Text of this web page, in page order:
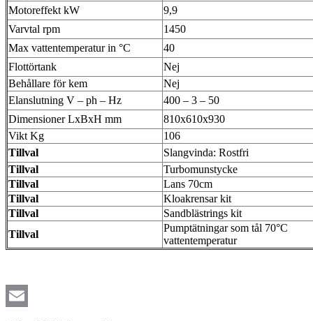
Motoreffekt kW
9,9
Varvtal rpm
1450
Max vattentemperatur in °C
40
Flottörtank
Nej
Behållare för kem
Nej
Elanslutning V – ph – Hz
400 – 3 – 50
Dimensioner LxBxH mm
810x610x930
Vikt Kg
106
Tillval
Slangvinda: Rostfri
Tillval
Turbomunstycke
Tillval
Lans 70cm
Tillval
Kloakrensar kit
Tillval
Sandblästrings kit
Tillval
Pumptätningar som tål 70°C
vattentemperatur